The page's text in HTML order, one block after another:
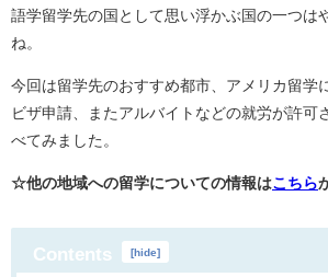
語学留学先の国として思い浮かぶ国の一つは
ね。
今回は留学先のおすすめ都市、アメリカ留学
ビザ申請、またアルバイトなどの就労が許可
べてみました。
☆他の地域への留学についての情報は こちら
Contents [hide]